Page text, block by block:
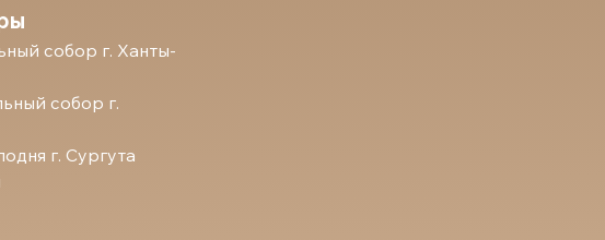
собор г. Ханты-
собор г.
г. Сургута